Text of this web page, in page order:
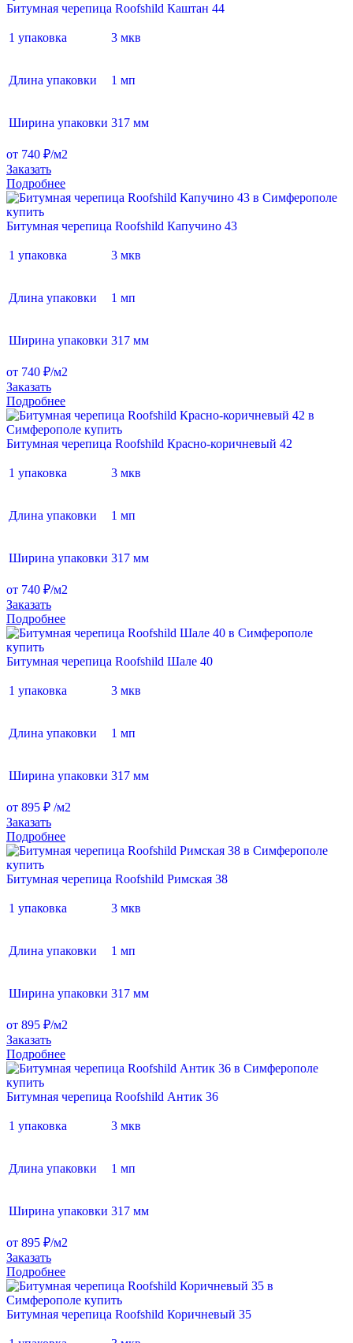
Битумная черепица Roofshild Каштан 44
1 упаковка 3 мкв
Длина упаковки 1 мп
Ширина упаковки 317 мм
от 740 ₽/м2
Заказать
Подробнее
Битумная черепица Roofshild Капучино 43
1 упаковка 3 мкв
Длина упаковки 1 мп
Ширина упаковки 317 мм
от 740 ₽/м2
Заказать
Подробнее
Битумная черепица Roofshild Красно-коричневый 42
1 упаковка 3 мкв
Длина упаковки 1 мп
Ширина упаковки 317 мм
от 740 ₽/м2
Заказать
Подробнее
Битумная черепица Roofshild Шале 40
1 упаковка 3 мкв
Длина упаковки 1 мп
Ширина упаковки 317 мм
от 895 ₽ /м2
Заказать
Подробнее
Битумная черепица Roofshild Римская 38
1 упаковка 3 мкв
Длина упаковки 1 мп
Ширина упаковки 317 мм
от 895 ₽/м2
Заказать
Подробнее
Битумная черепица Roofshild Антик 36
1 упаковка 3 мкв
Длина упаковки 1 мп
Ширина упаковки 317 мм
от 895 ₽/м2
Заказать
Подробнее
Битумная черепица Roofshild Коричневый 35